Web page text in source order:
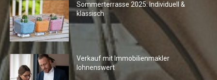
Sommerterrasse 2025: Individuell &
klassisch
Verkauf mit Immobilienmakler
lohnenswert